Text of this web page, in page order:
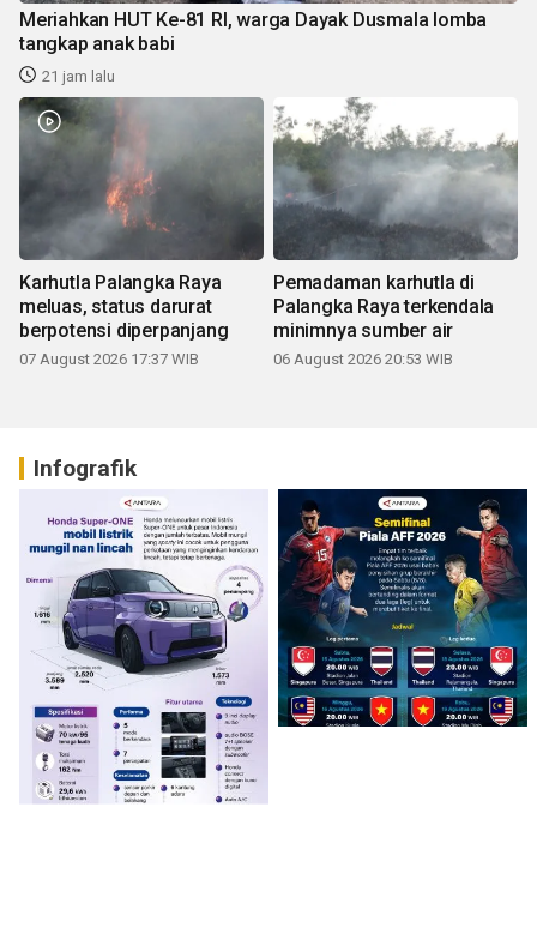
Meriahkan HUT Ke-81 RI, warga Dayak Dusmala lomba
tangkap anak babi
21 jam lalu
Karhutla Palangka Raya
meluas, status darurat
berpotensi diperpanjang
07 August 2026 17:37 WIB
Pemadaman karhutla di
Palangka Raya terkendala
minimnya sumber air
06 August 2026 20:53 WIB
Infografik